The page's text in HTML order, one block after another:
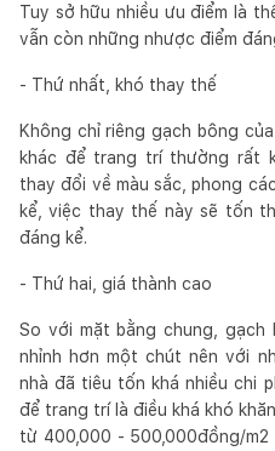
Tuy sở hữu nhiều ưu điểm là
vẫn còn những nhược điểm
- Thứ nhất, khó thay thế
Không chỉ riêng gạch bông
khác để trang trí thường rất
thay đổi về màu sắc, phong
kể, việc thay thế này sẽ tốn
đáng kể.
- Thứ hai, giá thành cao
So với mặt bằng chung, gạch
nhỉnh hơn một chút nên với
nhà đã tiêu tốn khá nhiều chi
để trang trí là điều khá khó
từ 400,000 - 500,000đồng/